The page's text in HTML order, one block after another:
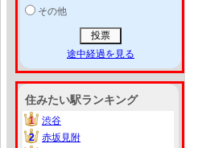
その他
途中経過を見る
住みたい駅ランキング
1
1
渋谷
2
2
赤坂見附